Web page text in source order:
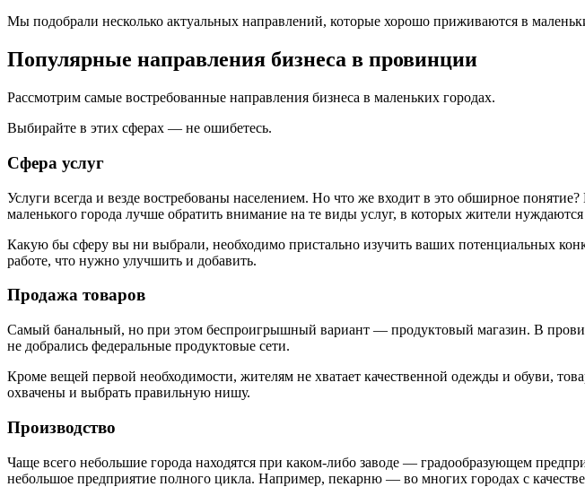
Мы подобрали несколько актуальных направлений, которые хорошо приживаются в
Популярные направления бизнеса в провинции
Рассмотрим самые востребованные направления бизнеса в маленьких городах.
Выбирайте в этих сферах — не ошибетесь.
Сфера услуг
Услуги всегда и везде востребованы населением. Но что же входит в это обширное
маленького города лучше обратить внимание на те виды услуг, в которых жители
Какую бы сферу вы ни выбрали, необходимо пристально изучить ваших потенциальных
работе, что нужно улучшить и добавить.
Продажа товаров
Самый банальный, но при этом беспроигрышный вариант — продуктовый магазин. В
не добрались федеральные продуктовые сети.
Кроме вещей первой необходимости, жителям не хватает качественной одежды и обуви,
охвачены и выбрать правильную нишу.
Производство
Чаще всего небольшие города находятся при каком-либо заводе — градообразующем
небольшое предприятие полного цикла. Например, пекарню — во многих городах с